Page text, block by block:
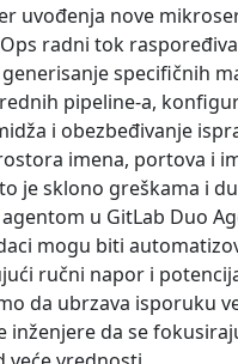
uvođenja nove
radni tok
specifičnih
pipeline-a,
i obezbeđivanje
imena, portova i
je sklono greškama i
u GitLab Duo
mogu biti
ručni napor i
da ubrzava isporuku
inženjere da se